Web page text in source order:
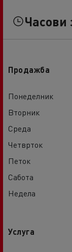
Часови
Продажба
Понеделник
Вторник
Среда
Четврток
Петок
Сабота
Недела
Услуга